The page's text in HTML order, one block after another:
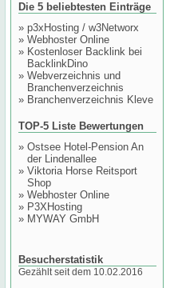
Die 5 beliebtesten Einträge
» p3xHosting / w3Networx
» Webhoster Online
» Kostenloser Backlink bei
BacklinkDino
» Webverzeichnis und
Branchenverzeichnis
» Branchenverzeichnis Kleve
TOP-5 Liste Bewertungen
» Ostsee Hotel-Pension An
der Lindenallee
» Viktoria Horse Reitsport
Shop
» Webhoster Online
» P3XHosting
» MYWAY GmbH
Besucherstatistik
Gezählt seit dem 10.02.2016